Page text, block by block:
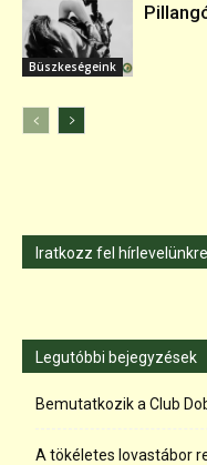
Büszkeségeink
Iratkozz fel
Legutóbbi bejegyzések
Bemutatkozik a Club
A tökéletes lovastábor